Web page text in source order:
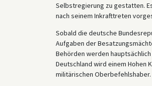
Selbstregierung zu gestatten.
nach seinem Inkrafttreten
Sobald die deutsche
Aufgaben der
Behörden werden
Deutschland wird einem
militärischen Oberbefehlshaber.